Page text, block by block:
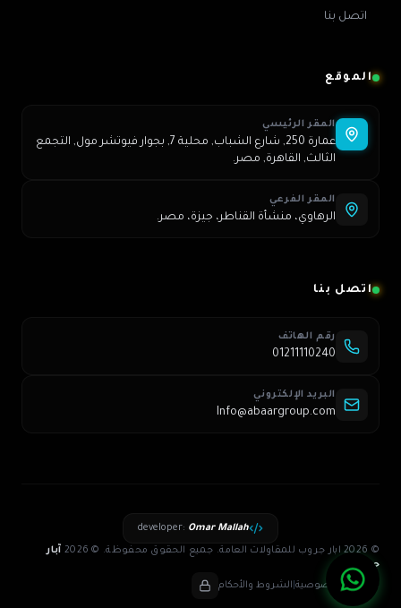
اتصل بنا
الموقع
المقر الرئيسي
عمارة 250, شارع الشباب, محلية 7, بجوار فيوتشر مول, التجمع
الثالث, القاهرة, مصر.
المقر الفرعي
الرهاوي، منشأة القناطر، جيزة، مصر.
اتصل بنا
رقم الهاتف
01211110240
البريد الإلكتروني
Info@abaargroup.com
© 2026 ابار جروب للمقاولات العامة. جميع الحقوق محفوظة. ©
2026 آبار
جروب
سياسة الخصوصية الشروط والأحكام
developer: Omar Mallah